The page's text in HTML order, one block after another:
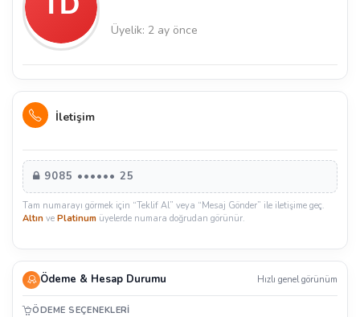
Üyelik: 2 ay önce
İletişim
9085 •••••• 25
Tam numarayı görmek için “Teklif Al” veya “Mesaj Gönder” ile iletişime geç.
Altın ve Platinum üyelerde numara doğrudan görünür.
Ödeme & Hesap Durumu Hızlı genel görünüm
ÖDEME SEÇENEKLERI